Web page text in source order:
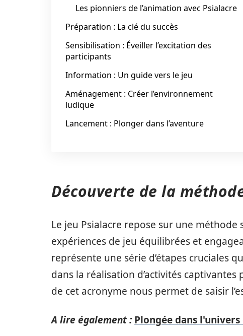
Les pionniers de l’animation avec Psialacre
Préparation : La clé du succès
Sensibilisation : Éveiller l’excitation des
participants
Information : Un guide vers le jeu
Aménagement : Créer l’environnement
ludique
Lancement : Plonger dans l’aventure
Découverte de la
Le jeu Psialacre repose sur une
expériences de jeu équilibrées et
représente une série d’étapes cruciales
dans la réalisation d’activités
de cet acronyme nous permet de saisir
A lire également : Plongée dans